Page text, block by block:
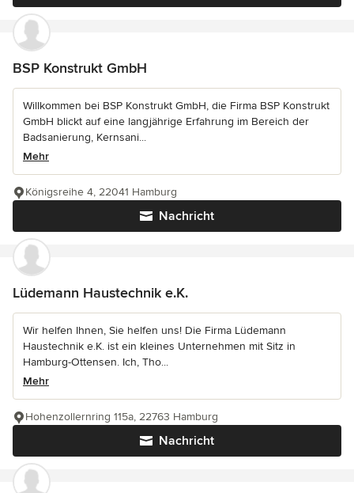
BSP Konstrukt GmbH
Willkommen bei BSP Konstrukt GmbH, die Firma BSP Konstrukt
GmbH blickt auf eine langjährige Erfahrung im Bereich der
Badsanierung, Kernsani...
Mehr
Nachricht
Königsreihe 4, 22041 Hamburg
Lüdemann Haustechnik e.K.
Wir helfen Ihnen, Sie helfen uns! Die Firma Lüdemann
Haustechnik e.K. ist ein kleines Unternehmen mit Sitz in
Hamburg-Ottensen. Ich, Tho...
Mehr
Nachricht
Hohenzollernring 115a, 22763 Hamburg